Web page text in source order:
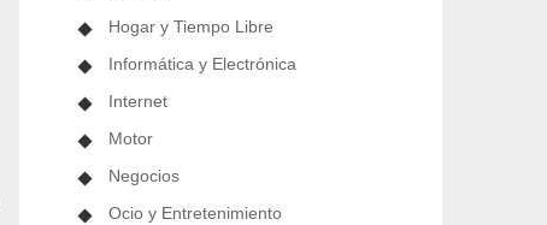
Hogar y Tiempo Libre
Informática y Electrónica
Internet
Motor
Negocios
Ocio y Entretenimiento